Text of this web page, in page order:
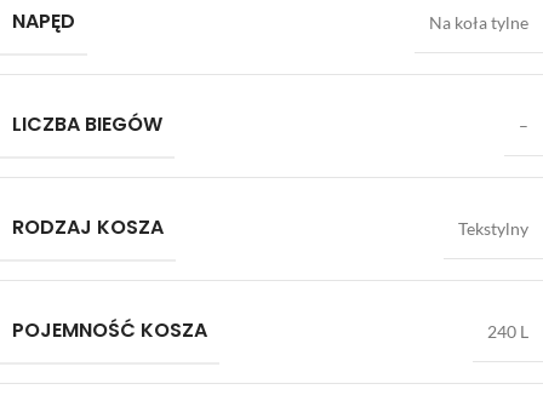
NAPĘD Na koła tylne
LICZBA BIEGÓW –
RODZAJ KOSZA Tekstylny
POJEMNOŚĆ KOSZA 240 L